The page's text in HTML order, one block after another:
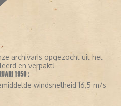
archivaris opgezocht uit het
en verpakt!
1950 :
windsnelheid 16,5 m/s